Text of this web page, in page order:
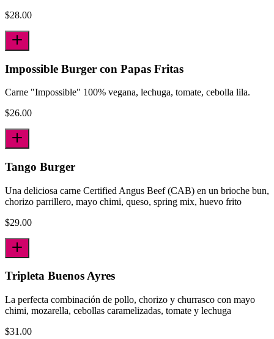
$28.00
Impossible Burger con Papas Fritas
Carne "Impossible" 100% vegana, lechuga, tomate, cebolla lila.
$26.00
Tango Burger
Una deliciosa carne Certified Angus Beef (CAB) en un brioche bun,
chorizo parrillero, mayo chimi, queso, spring mix, huevo frito
$29.00
Tripleta Buenos Ayres
La perfecta combinación de pollo, chorizo y churrasco con mayo
chimi, mozarella, cebollas caramelizadas, tomate y lechuga
$31.00